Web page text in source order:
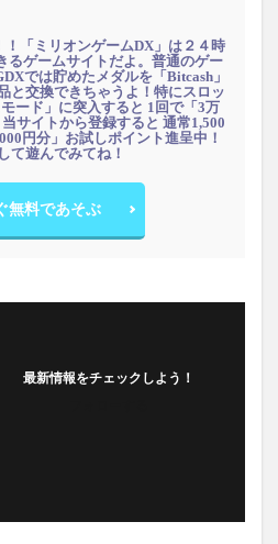
「ミリオンゲームDX」は２４時
るゲームサイトだよ。普通のゲー
では貯めたメダルを「Bitcash」
と交換できちゃうよ！特にスロッ
ード」に突入すると 1回で「3万
サイトから登録すると 通常1,500
円分」お試しポイント進呈中！
て遊んでみてね！
無料であそぶ
最新情報をチェックしよう！